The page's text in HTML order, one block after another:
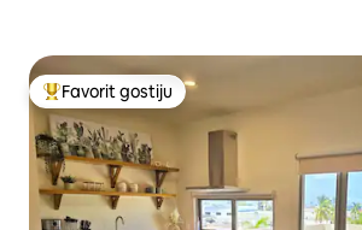
Glavni favorit gostiju
Favorit gostiju